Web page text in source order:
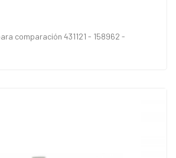
comparación 431121 - 158962 -